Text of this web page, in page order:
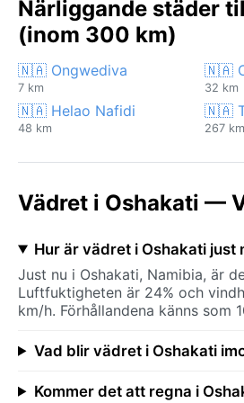
Närliggande städer
(inom 300 km)
🇳🇦 Ongwediva
7 km
🇳🇦
32 km
🇳🇦 Helao Nafidi
48 km
🇳🇦
267 km
Vädret i Oshakati —
Hur är vädret i Oshakati just
Just nu i Oshakati, Namibia, är
Luftfuktigheten är 24% och
km/h. Förhållandena känns som
Vad blir vädret i Oshakati
Kommer det att regna i